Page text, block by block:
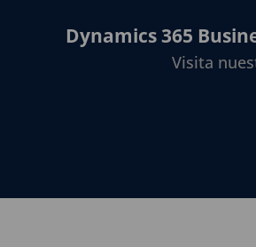
Dynamics 365
Visita